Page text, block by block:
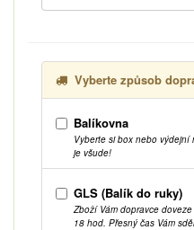
Vyberte způsob
Balíkovna
Vyberte si box nebo výdejní
je všude!
GLS (Balík do ruky)
Zboží Vám dopravce
18 hod. Přesný čas Vám